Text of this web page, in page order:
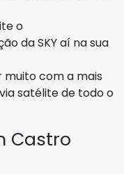
o
da SKY aí na sua
muito com a mais
satélite de todo o
Castro